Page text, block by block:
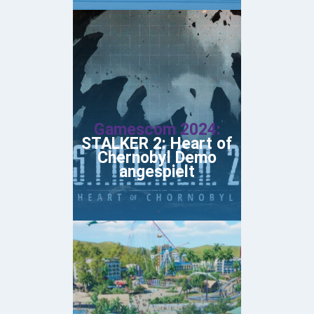
Gamescom 2024:
STALKER 2: Heart of
Chernobyl Demo
angespielt